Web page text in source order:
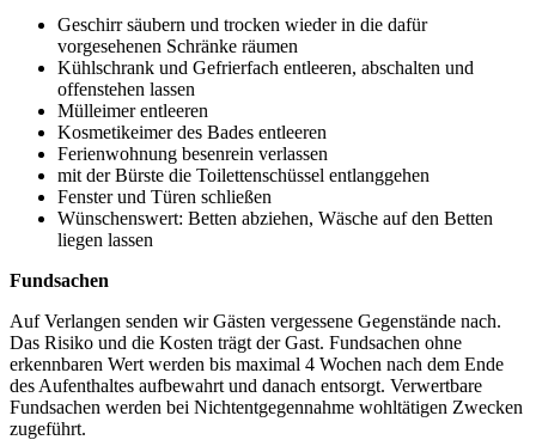
Geschirr säubern und trocken wieder in die dafür
vorgesehenen Schränke räumen
Kühlschrank und Gefrierfach entleeren, abschalten und
offenstehen lassen
Mülleimer entleeren
Kosmetikeimer des Bades entleeren
Ferienwohnung besenrein verlassen
mit der Bürste die Toilettenschüssel entlanggehen
Fenster und Türen schließen
Wünschenswert: Betten abziehen, Wäsche auf den Betten
liegen lassen
Fundsachen
Auf Verlangen senden wir Gästen vergessene Gegenstände nach.
Das Risiko und die Kosten trägt der Gast. Fundsachen ohne
erkennbaren Wert werden bis maximal 4 Wochen nach dem Ende
des Aufenthaltes aufbewahrt und danach entsorgt. Verwertbare
Fundsachen werden bei Nichtentgegennahme wohltätigen Zwecken
zugeführt.